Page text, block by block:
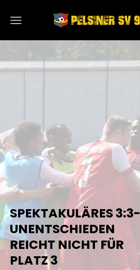
SPEKTAKULÄRES 3:3-
UNENTSCHIEDEN
REICHT NICHT FÜR
PLATZ 3